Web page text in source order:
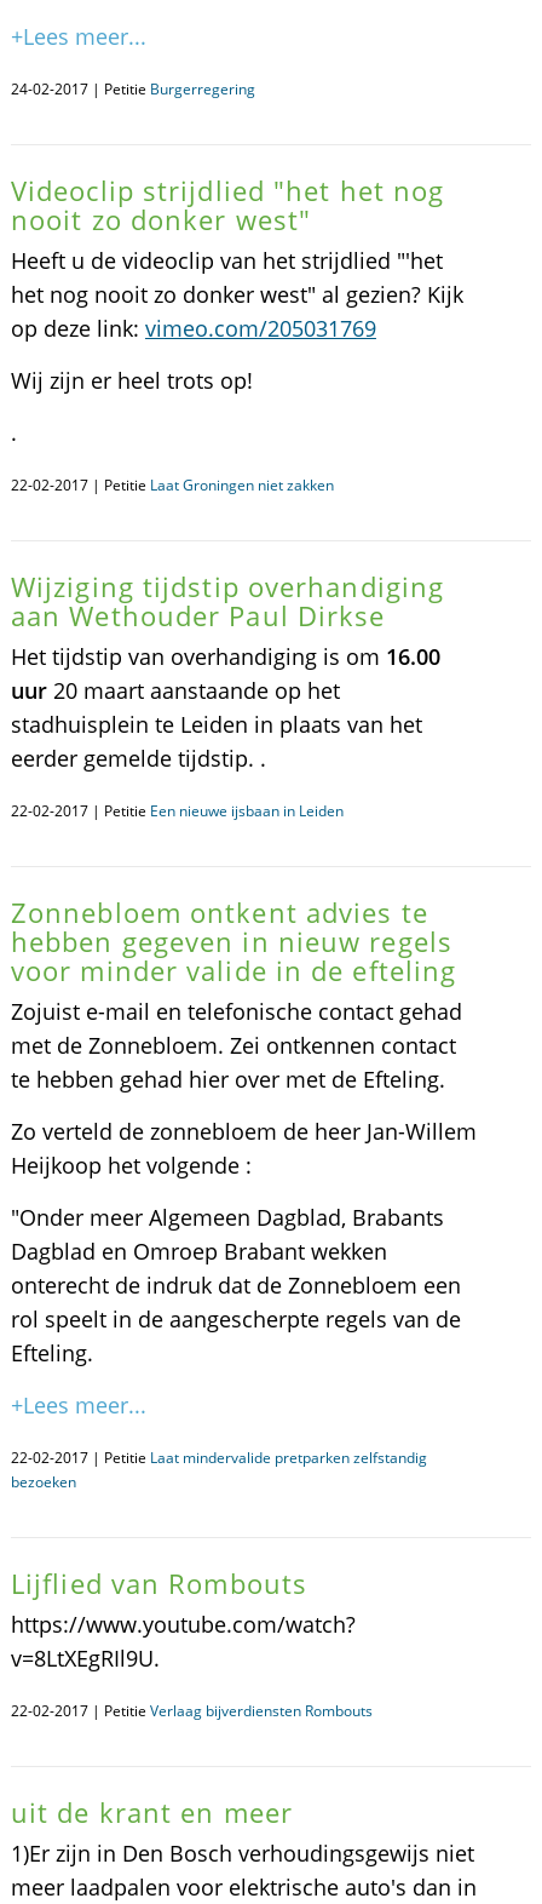
+Lees meer...
24-02-2017 | Petitie Burgerregering
Videoclip strijdlied "het het nog
nooit zo donker west"
Heeft u de videoclip van het strijdlied "'het
het nog nooit zo donker west" al gezien? Kijk
op deze link: vimeo.com/205031769
Wij zijn er heel trots op!
.
22-02-2017 | Petitie Laat Groningen niet zakken
Wijziging tijdstip overhandiging
aan Wethouder Paul Dirkse
Het tijdstip van overhandiging is om 16.00
uur20 maart aanstaande op het
stadhuisplein te Leiden in plaats van het
eerder gemelde tijdstip. .
22-02-2017 | Petitie Een nieuwe ijsbaan in Leiden
Zonnebloem ontkent advies te
hebben gegeven in nieuw regels
voor minder valide in de efteling
Zojuist e-mail en telefonische contact gehad
met de Zonnebloem. Zei ontkennen contact
te hebben gehad hier over met de Efteling.
Zo verteld de zonnebloem de heer Jan-Willem
Heijkoop het volgende :
"Onder meer Algemeen Dagblad, Brabants
Dagblad en Omroep Brabant wekken
onterecht de indruk dat de Zonnebloem een
rol speelt in de aangescherpte regels van de
Efteling.
+Lees meer...
22-02-2017 | Petitie Laat mindervalide pretparken zelfstandig
bezoeken
Lijflied van Rombouts
https://www.youtube.com/watch?
v=8LtXEgRIl9U.
22-02-2017 | Petitie Verlaag bijverdiensten Rombouts
uit de krant en meer
1)Er zijn in Den Bosch verhoudingsgewijs niet
meer laadpalen voor elektrische auto's dan in